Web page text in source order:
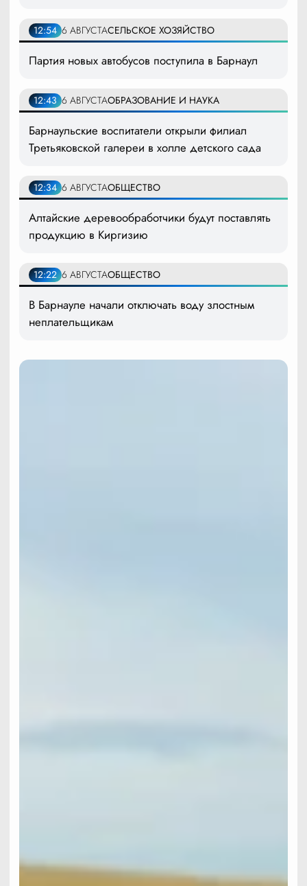
12:54 6 АВГУСТАСЕЛЬСКОЕ ХОЗЯЙСТВО
Партия новых автобусов поступила в Барнаул
12:43 6 АВГУСТАОБРАЗОВАНИЕ И НАУКА
Барнаульские воспитатели открыли филиал
Третьяковской галереи в холле детского сада
12:34 6 АВГУСТАОБЩЕСТВО
Алтайские деревообработчики будут поставлять
продукцию в Киргизию
12:22 6 АВГУСТАОБЩЕСТВО
В Барнауле начали отключать воду злостным
неплательщикам